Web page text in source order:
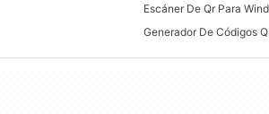
Escáner De Qr Para